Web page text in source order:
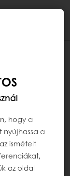
hogy a
a
ismételt
az oldal